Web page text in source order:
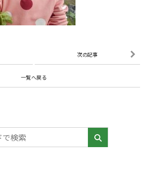
次の記事
一覧へ戻る